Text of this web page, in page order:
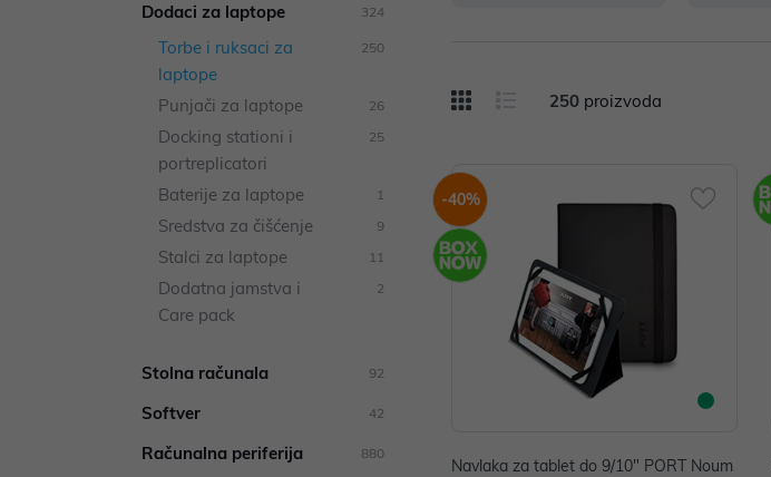
Dodaci za laptope 324
Torbe i ruksaci za
laptope
250
Punjači za laptope 26
Docking stationi i
portreplicatori
25
Baterije za laptope 1
Sredstva za čišćenje 9
Stalci za laptope 11
Dodatna jamstva i
Care pack
2
Stolna računala 92
Softver 42
Računalna periferija 880
250 proizvoda
-40%
Navlaka za tablet do 9/10" PORT Noum